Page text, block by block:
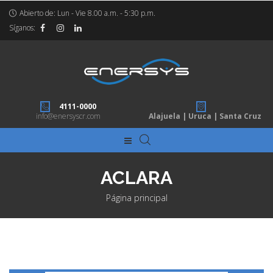
Abierto de: Lun - Vie 8.00 a.m. - 5:30 p.m.
Síganos:
4111-0000
info@enersyscr.com
Alajuela | Uruca | Santa Cruz
ACLARA
Página principal